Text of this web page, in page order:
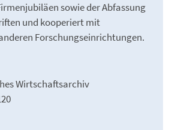
sowie der Abfassung
und kooperiert mit
Forschungseinrichtungen.
Wirtschaftsarchiv